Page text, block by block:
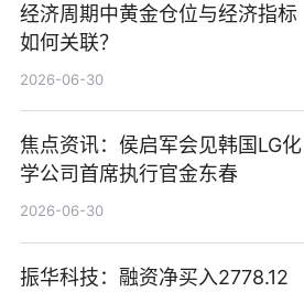
经济周期中黄金仓位与经济指标
如何关联？
2026-06-30
焦点资讯：侯启军会见韩国LG化
学公司首席执行官金东春
2026-06-30
振华科技：融资净买入2778.12